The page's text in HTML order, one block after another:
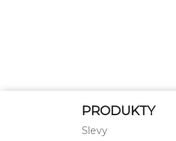
PRODUKTY
Slevy